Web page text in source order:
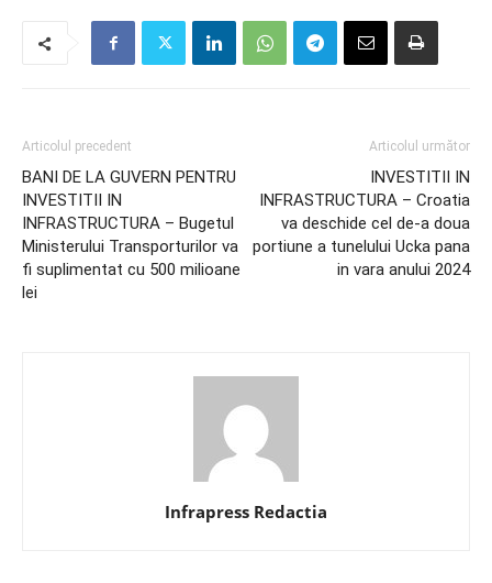
Articolul precedent
BANI DE LA GUVERN PENTRU
INVESTITII IN
INFRASTRUCTURA – Bugetul
Ministerului Transporturilor va
fi suplimentat cu 500 milioane
lei
Articolul următor
INVESTITII IN
INFRASTRUCTURA – Croatia
va deschide cel de-a doua
portiune a tunelului Ucka pana
in vara anului 2024
Infrapress Redactia